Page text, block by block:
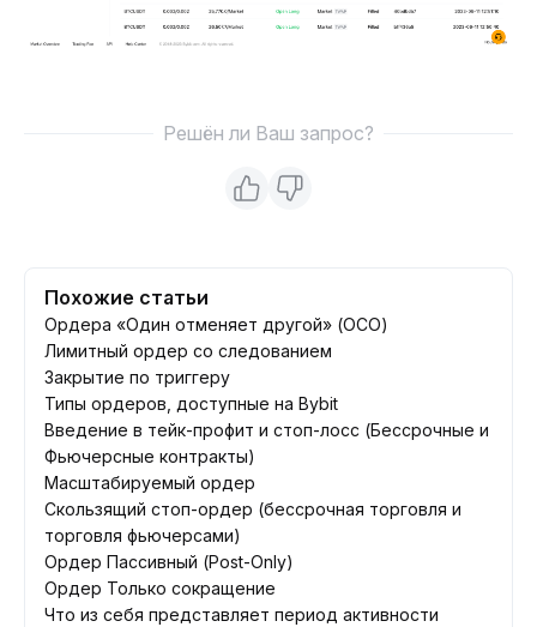
Решён ли Ваш запрос?
Похожие статьи
Ордера «Один отменяет другой» (OCO)
Лимитный ордер со следованием
Закрытие по триггеру
Типы ордеров, доступные на Bybit
Введение в тейк-профит и стоп-лосс (Бессрочные и
Фьючерсные контракты)
Масштабируемый ордер
Скользящий стоп-ордер (бессрочная торговля и
торговля фьючерсами)
Ордер Пассивный (Post-Only)
Ордер Только сокращение
Что из себя представляет период активности